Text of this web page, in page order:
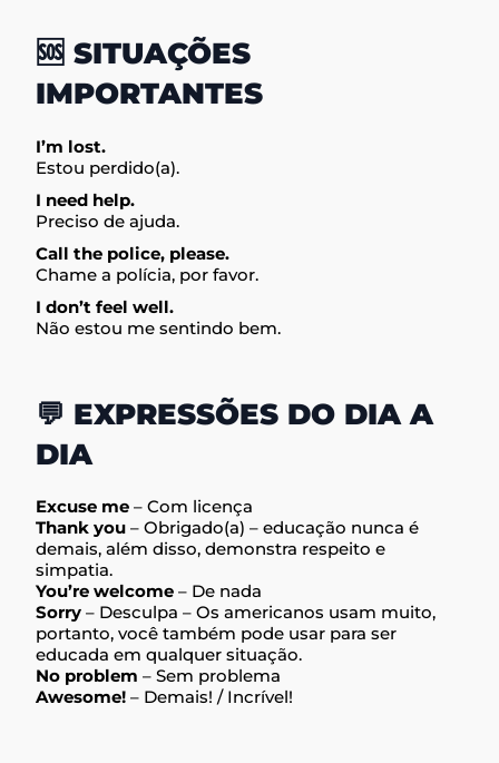
🆘 SITUAÇÕES
IMPORTANTES
I’m lost.
Estou perdido(a).
I need help.
Preciso de ajuda.
Call the police, please.
Chame a polícia, por favor.
I don’t feel well.
Não estou me sentindo bem.
💬 EXPRESSÕES DO DIA A
DIA
Excuse me – Com licença
Thank you – Obrigado(a) – educação nunca é
demais, além disso, demonstra respeito e
simpatia.
You’re welcome – De nada
Sorry – Desculpa – Os americanos usam muito,
portanto, você também pode usar para ser
educada em qualquer situação.
No problem – Sem problema
Awesome! – Demais! / Incrível!